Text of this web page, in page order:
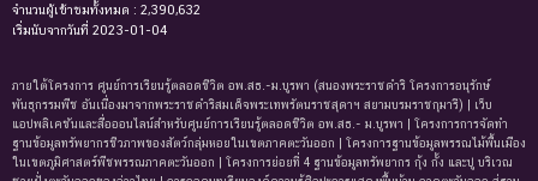
จำนวนผู้เข้าชมทั้งหมด : 2,390,632
เริ่มนับจากวันที่ 2023-01-04
ภายใต้โครงการ ศูนย์การเรียนรู้ตลอดชีวิต อพ.สธ.-ม.บูรพา (สนองพระราชดำริ โครงการอนุรักษ์
พันธุกรรมพืช อันเนื่องมาจากพระราชดำริสมเด็จพระเทพรัตนราชสุดาฯ สยามบรมราชกุมารี) | เว็บ
แอปพลิเคชันและสื่อออนไลน์สำหรับศูนย์การเรียนรู้ตลอดชีวิต อพ.สธ.- ม.บูรพา | โครงการการจัดทํา
ฐานข้อมูลทรัพยากรชีวภาพของสัตว์กลุ่มหอยในเขตภาคตะวันออก | โครงการฐานข้อมูลพรรณไม้พื้นเมือง
ในเขตภูมิศาสตร์พืชพรรณภาคตะวันออก | โครงการย่อยที่ 4 ฐานข้อมูลทรัพยากร กุ้ง กั้ง และปู บริเวณ